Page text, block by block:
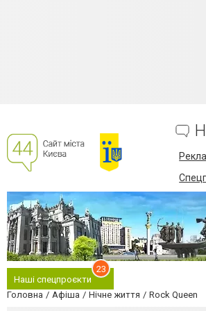
Наші спецпроєкти
23
Головна Афіша Нічне життя Rock Queen